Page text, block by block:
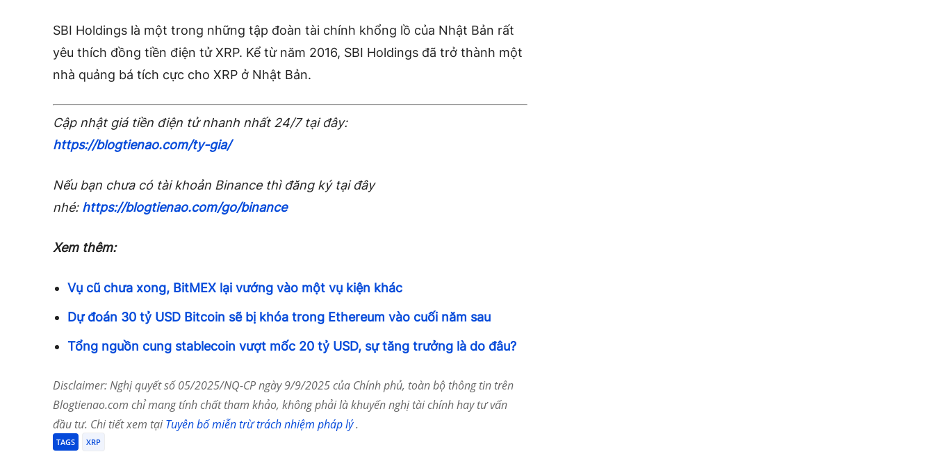
SBI Holdings là một trong những tập đoàn tài chính khổng lồ của Nhật Bản rất
yêu thích đồng tiền điện tử XRP. Kể từ năm 2016, SBI Holdings đã trở thành một
nhà quảng bá tích cực cho XRP ở Nhật Bản.
Cập nhật giá tiền điện tử nhanh nhất 24/7 tại đây:
https://blogtienao.com/ty-gia/
Nếu bạn chưa có tài khoản Binance thì đăng ký tại đây
nhé: https://blogtienao.com/go/binance
Xem thêm:
Vụ cũ chưa xong, BitMEX lại vướng vào một vụ kiện khác
Dự đoán 30 tỷ USD Bitcoin sẽ bị khóa trong Ethereum vào cuối năm sau
Tổng nguồn cung stablecoin vượt mốc 20 tỷ USD, sự tăng trưởng là do đâu?
Disclaimer: Nghị quyết số 05/2025/NQ-CP ngày 9/9/2025 của Chính phủ, toàn bộ thông tin trên
Blogtienao.com chỉ mang tính chất tham khảo, không phải là khuyến nghị tài chính hay tư vấn
đầu tư. Chi tiết xem tạiTuyên bố miễn trừ trách nhiệm pháp lý.
TAGS XRP